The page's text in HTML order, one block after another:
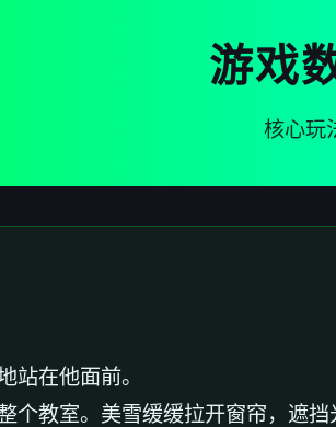
游戏
核心玩
站在他面前。
个教室。美雪缓缓拉开窗帘，遮挡